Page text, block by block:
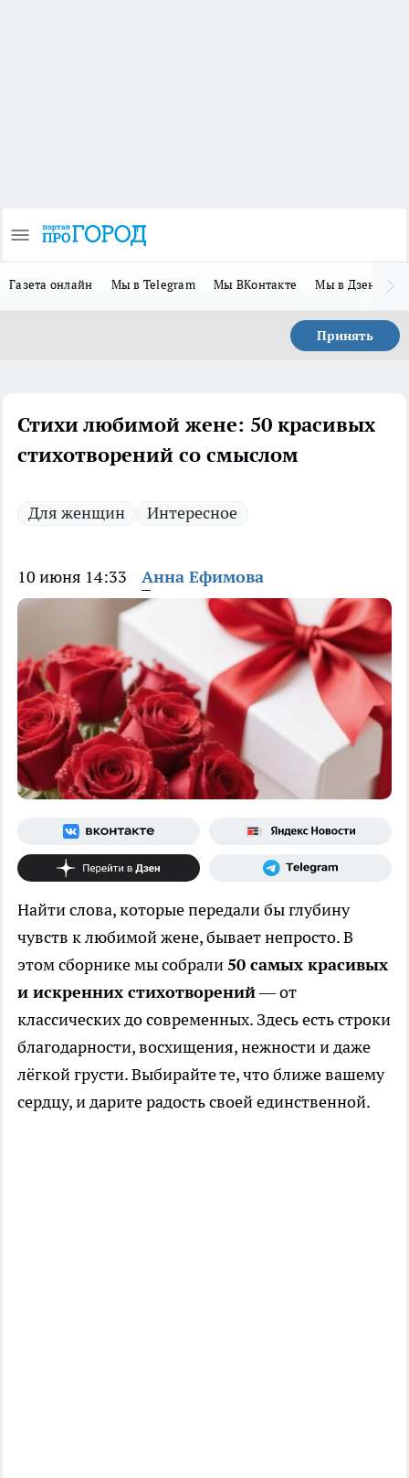
Газета онлайн Мы в Telegram Мы ВКонтакте Мы в Дзене
Принять
Стихи любимой жене: 50 красивых
стихотворений со смыслом
Для женщин Интересное
10 июня 14:33 Анна Ефимова
Найти слова, которые передали бы глубину
чувств к любимой жене, бывает непросто. В
этом сборнике мы собрали 50 самых красивых
и искренних стихотворений— от
классических до современных. Здесь есть строки
благодарности, восхищения, нежности и даже
лёгкой грусти. Выбирайте те, что ближе вашему
сердцу, и дарите радость своей единственной.